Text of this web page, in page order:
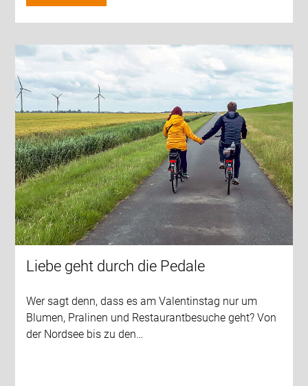
Liebe geht durch die Pedale
Wer sagt denn, dass es am Valentinstag nur um
Blumen, Pralinen und Restaurantbesuche geht? Von
der Nordsee bis zu den…